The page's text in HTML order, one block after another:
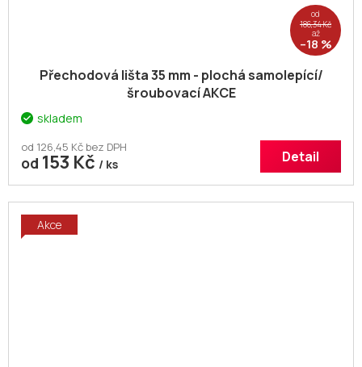
od
186,34 Kč
až
–18 %
Přechodová lišta 35 mm - plochá samolepící/
šroubovací AKCE
skladem
od 126,45 Kč bez DPH
od 153 Kč / ks Detail
Akce